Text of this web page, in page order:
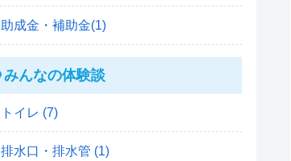
助成金・補助金(1)
みんなの体験談
トイレ (7)
排水口・排水管 (1)